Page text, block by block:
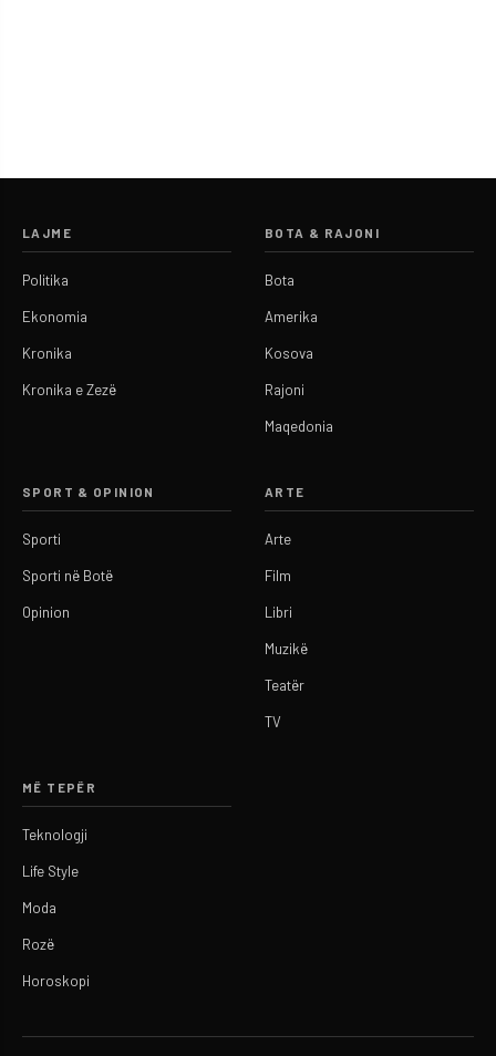
LAJME
Politika
Ekonomia
Kronika
Kronika e Zezë
BOTA & RAJONI
Bota
Amerika
Kosova
Rajoni
Maqedonia
SPORT & OPINION
Sporti
Sporti në Botë
Opinion
ARTE
Arte
Film
Libri
Muzikë
Teatër
TV
MË TEPËR
Teknologji
Life Style
Moda
Rozë
Horoskopi